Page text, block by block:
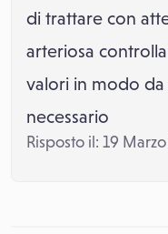
di trattare con
arteriosa
valori in modo da
necessario
Risposto il: 19